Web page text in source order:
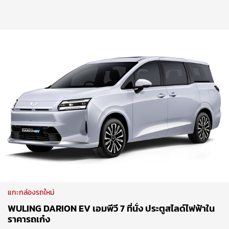
แกะกล่องรถใหม่
WULING DARION EV เอมพีวี 7 ที่นั่ง ประตูสไลด์ไฟฟ้าใน
ราคารถเก๋ง